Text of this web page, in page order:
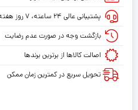
پشتیبانی عالی ۲۴ ساعته، ۷ روز هفته
بازگشت وجه در صورت عدم رضایت
اصالت کالاها از برترین برندها
تحویل سریع در کمترین زمان ممکن